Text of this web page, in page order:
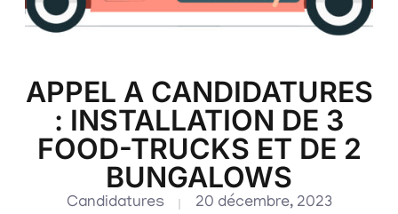
APPEL A CANDIDATURES
: INSTALLATION DE 3
FOOD-TRUCKS ET DE 2
BUNGALOWS
Candidatures 20 décembre, 2023